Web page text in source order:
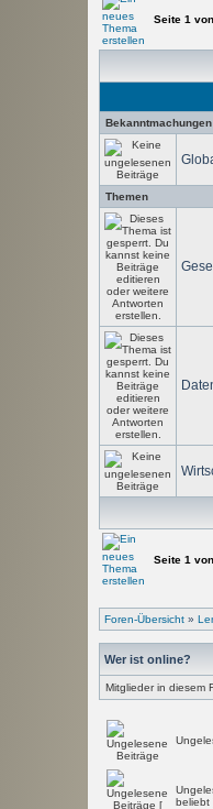
Seite 1 von
Bekanntmachungen
Themen
Seite 1 von
Foren-Übersicht »
Wer ist online?
Mitglieder in diesem
beliebt